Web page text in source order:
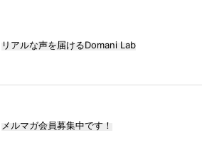
リアルな声を届けるDomani Lab
メルマガ会員募集中です！